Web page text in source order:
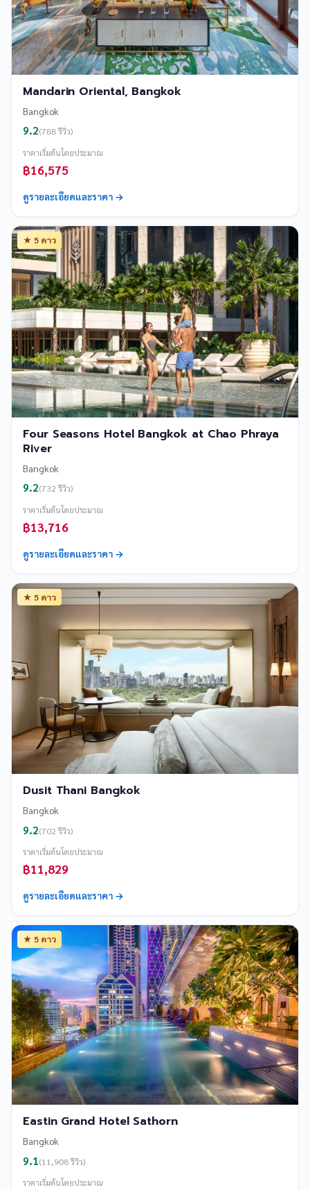
Mandarin Oriental, Bangkok
Bangkok
9.2(788 รีวิว)
ราคาเริ่มต้นโดยประมาณ
฿16,575
ดูรายละเอียดและราคา →
★ 5 ดาว
Four Seasons Hotel Bangkok at Chao Phraya
River
Bangkok
9.2(732 รีวิว)
ราคาเริ่มต้นโดยประมาณ
฿13,716
ดูรายละเอียดและราคา →
★ 5 ดาว
Dusit Thani Bangkok
Bangkok
9.2(702 รีวิว)
ราคาเริ่มต้นโดยประมาณ
฿11,829
ดูรายละเอียดและราคา →
★ 5 ดาว
Eastin Grand Hotel Sathorn
Bangkok
9.1(11,908 รีวิว)
ราคาเริ่มต้นโดยประมาณ